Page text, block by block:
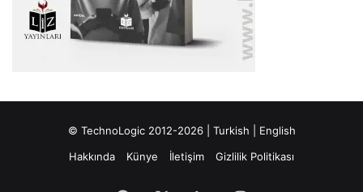
© TechnoLogic 2012-2026 | Turkish
English
Hakkında
Künye İletişim Gizlilik Politikası